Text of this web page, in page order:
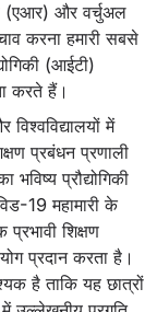
(एआर) और वर्चुअल
करना हमारी सबसे
(आईटी)
करते हैं।
में
प्रबंधन प्रणाली
प्रौद्योगिकी
19 महामारी के
शिक्षण
प्रदान करता है।
है ताकि यह छात्रों